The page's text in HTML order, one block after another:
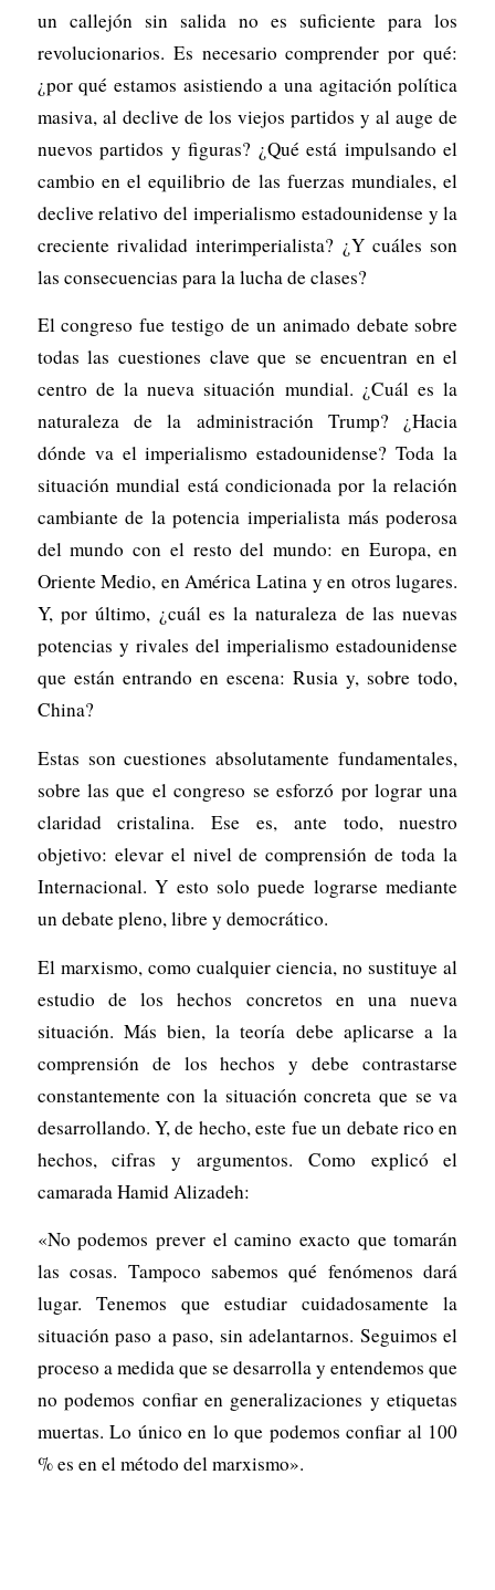
un callejón sin salida no es suficiente para los
revolucionarios. Es necesario comprender por qué:
¿por qué estamos asistiendo a una agitación política
masiva, al declive de los viejos partidos y al auge de
nuevos partidos y figuras? ¿Qué está impulsando el
cambio en el equilibrio de las fuerzas mundiales, el
declive relativo del imperialismo estadounidense y la
creciente rivalidad interimperialista? ¿Y cuáles son
las consecuencias para la lucha de clases?
El congreso fue testigo de un animado debate sobre
todas las cuestiones clave que se encuentran en el
centro de la nueva situación mundial. ¿Cuál es la
naturaleza de la administración Trump? ¿Hacia
dónde va el imperialismo estadounidense? Toda la
situación mundial está condicionada por la relación
cambiante de la potencia imperialista más poderosa
del mundo con el resto del mundo: en Europa, en
Oriente Medio, en América Latina y en otros lugares.
Y, por último, ¿cuál es la naturaleza de las nuevas
potencias y rivales del imperialismo estadounidense
que están entrando en escena: Rusia y, sobre todo,
China?
Estas son cuestiones absolutamente fundamentales,
sobre las que el congreso se esforzó por lograr una
claridad cristalina. Ese es, ante todo, nuestro
objetivo: elevar el nivel de comprensión de toda la
Internacional. Y esto solo puede lograrse mediante
un debate pleno, libre y democrático.
El marxismo, como cualquier ciencia, no sustituye al
estudio de los hechos concretos en una nueva
situación. Más bien, la teoría debe aplicarse a la
comprensión de los hechos y debe contrastarse
constantemente con la situación concreta que se va
desarrollando. Y, de hecho, este fue un debate rico en
hechos, cifras y argumentos. Como explicó el
camarada Hamid Alizadeh:
«No podemos prever el camino exacto que tomarán
las cosas. Tampoco sabemos qué fenómenos dará
lugar. Tenemos que estudiar cuidadosamente la
situación paso a paso, sin adelantarnos. Seguimos el
proceso a medida que se desarrolla y entendemos que
no podemos confiar en generalizaciones y etiquetas
muertas. Lo único en lo que podemos confiar al 100
% es en el método del marxismo».